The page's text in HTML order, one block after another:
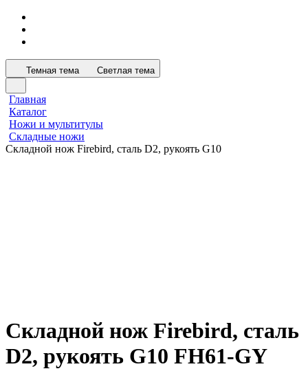
Темная тема Светлая тема
Главная
Каталог
Ножи и мультитулы
Складные ножи
Складной нож Firebird, сталь D2, рукоять G10
Складной нож Firebird, сталь
D2, рукоять G10 FH61-GY